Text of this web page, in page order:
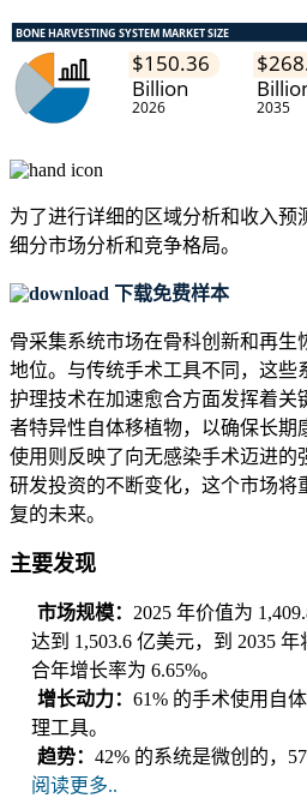
为了进行详细的区域分析和收入预
细分市场分析和竞争格局。
下载免费样本
骨采集系统市场在骨科创新和再生
地位。与传统手术工具不同，这些
护理技术在加速愈合方面发挥着关
者特异性自体移植物，以确保长期
使用则反映了向无感染手术迈进的
研发投资的不断变化，这个市场将
复的未来。
主要发现
市场规模： 2025 年价值为
达到 1,503.6 亿美元，到 2035
合年增长率为 6.65%。
增长动力： 61% 的手术使用自
理工具。
趋势： 42% 的系统是微创的，
阅读更多..